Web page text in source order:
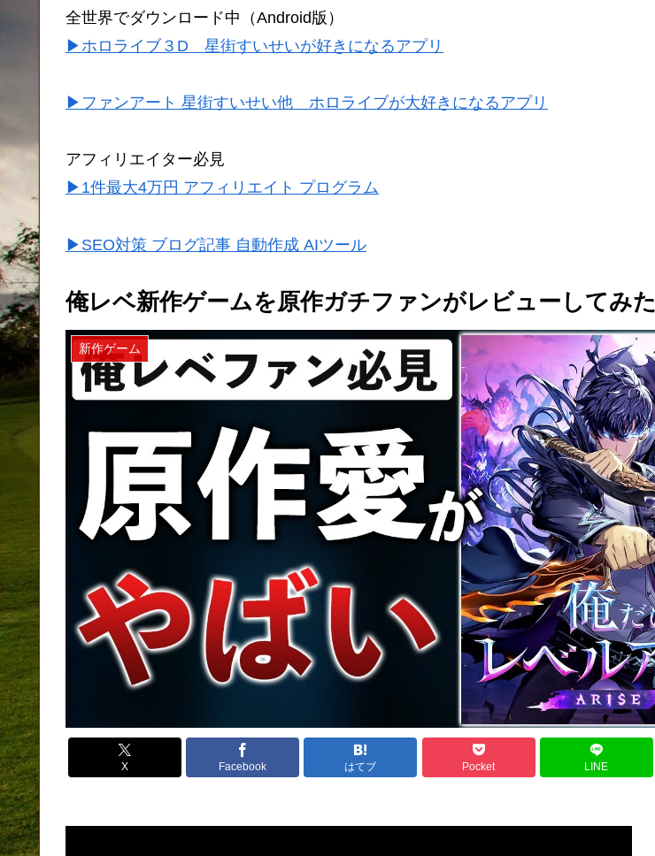
全世界でダウンロード中（Android版）
▶ホロライブ３D 星街すいせいが好きになるアプリ
▶ファンアート 星街すいせい他 ホロライブが大好きになるアプリ
アフィリエイター必見
▶1件最大4万円 アフィリエイト プログラム
▶SEO対策 ブログ記事 自動作成 AIツール
俺レベ新作ゲームを原作ガチファンがレビューしてみた
新作ゲーム
X Facebook はてブ Pocket LINE